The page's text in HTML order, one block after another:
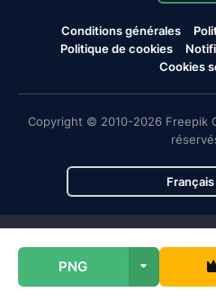
PNG
Conditions générales
Politique de cookies
Cookies
Copyright © 2010-2026 Freepik
Français